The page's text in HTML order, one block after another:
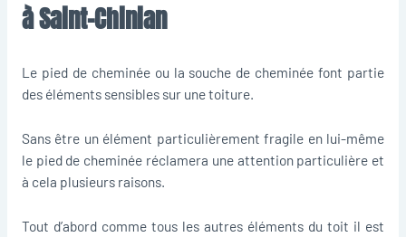
à Saint-Chinian
Le pied de cheminée ou la souche de cheminée font partie
des éléments sensibles sur une toiture.
Sans être un élément particulièrement fragile en lui-même
le pied de cheminée réclamera une attention particulière et
à cela plusieurs raisons.
Tout d’abord comme tous les autres éléments du toit il est